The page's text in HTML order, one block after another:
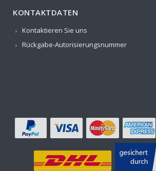
KONTAKTDATEN
Kontaktieren Sie uns
Rückgabe-Autorisierungsnummer